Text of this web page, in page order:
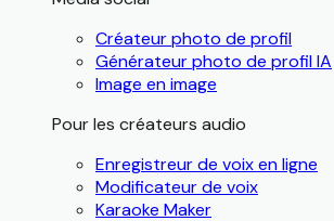
Créateur photo de profil
Générateur photo de profil IA
Image en image
Pour les créateurs audio
Enregistreur de voix en ligne
Modificateur de voix
Karaoke Maker